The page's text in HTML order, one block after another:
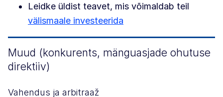
Leidke üldist teavet, mis võimaldab teil
välismaale investeerida
Muud (konkurents, mänguasjade ohutuse
direktiiv)
Vahendus ja arbitraaž